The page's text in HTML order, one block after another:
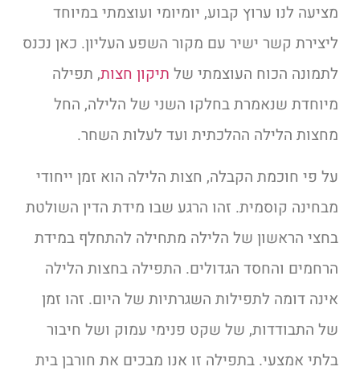
מציעה לנו ערוץ קבוע, יומיומי ועוצמתי במיוחד
ליצירת קשר ישיר עם מקור השפע העליון. כאן נכנס
לתמונה הכוח העוצמתי של תיקון חצות, תפילה
מיוחדת שנאמרת בחלקו השני של הלילה, החל
מחצות הלילה ההלכתית ועד לעלות השחר.
על פי חוכמת הקבלה, חצות הלילה הוא זמן ייחודי
מבחינה קוסמית. זהו הרגע שבו מידת הדין השולטת
בחצי הראשון של הלילה מתחילה להתחלף במידת
הרחמים והחסד הגדולים. התפילה בחצות הלילה
אינה דומה לתפילות השגרתיות של היום. זהו זמן
של התבודדות, של שקט פנימי עמוק ושל חיבור
בלתי אמצעי. בתפילה זו אנו מבכים את חורבן בית